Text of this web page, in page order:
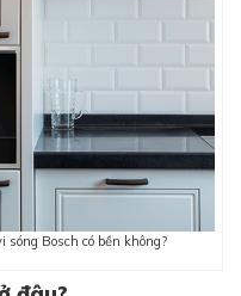
sóng Bosch có bền không?